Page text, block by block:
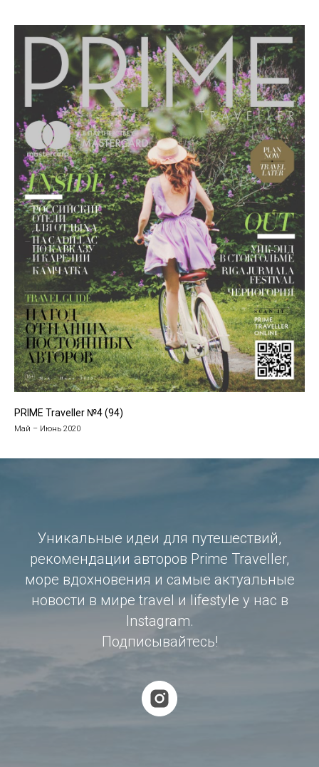
PRIME Traveller №4 (94)
Май – Июнь 2020
Уникальные идеи для путешествий,
рекомендации авторов Prime Traveller,
море вдохновения и самые актуальные
новости в мире travel и lifestyle у нас в
Instagram.
Подписывайтесь!